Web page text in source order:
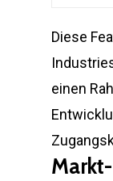
Diese
einen